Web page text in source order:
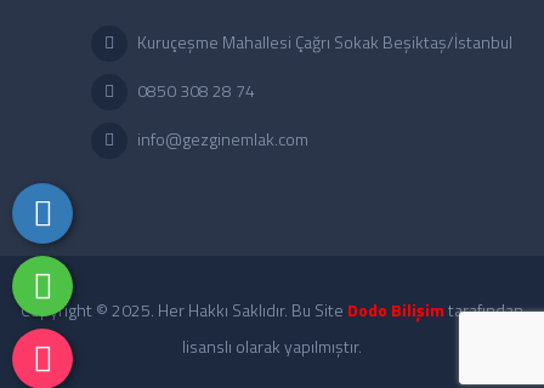
Kuruçeşme Mahallesi Çağrı Sokak Beşiktaş/İstanbul
0850 308 28 74
info@gezginemlak.com
Copyright © 2025. Her Hakkı Saklıdır. Bu Site Dodo Bilişimtarafından
lisanslı olarak yapılmıştır.